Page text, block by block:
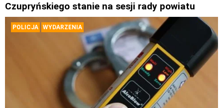
Czupryńskiego stanie na sesji rady powiatu
POLICJA WYDARZENIA